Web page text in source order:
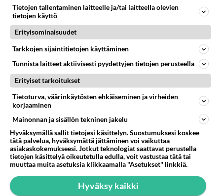
LUETUIMMAT
Tietojen tallentaminen laitteelle ja/tai laitteella olevien
tietojen käyttö
Erityisominaisuudet
Tarkkojen sijaintitietojen käyttäminen
Tunnista laitteet aktiivisesti pyydettyjen tietojen perusteella
Erityiset tarkoitukset
Tietoturva, väärinkäytösten ehkäiseminen ja virheiden
korjaaminen
Mainonnan ja sisällön tekninen jakelu
Hyväksymällä sallit tietojesi käsittelyn. Suostumuksesi koskee
tätä palvelua, hyväksymättä jättäminen voi vaikuttaa
asiakaskokemukseesi. Jotkut teknologiat saattavat perustella
tietojen käsittelyä oikeutetulla edulla, voit vastustaa tätä tai
muuttaa muita asetuksia klikkaamalla "Asetukset" linkkiä.
Hyväksy kaikki